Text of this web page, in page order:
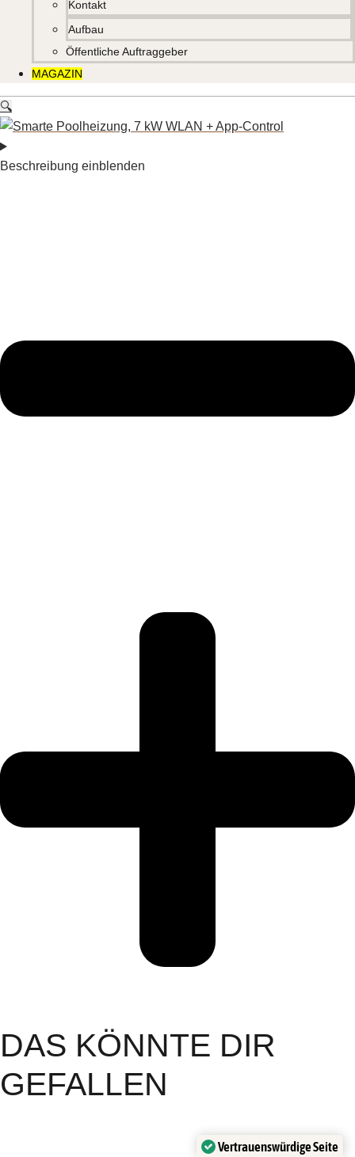
Kontakt
Aufbau
Öffentliche Auftraggeber
MAGAZIN
🔍
Beschreibung einblenden
DAS KÖNNTE DIR
GEFALLEN
Vertrauenswürdige Seite